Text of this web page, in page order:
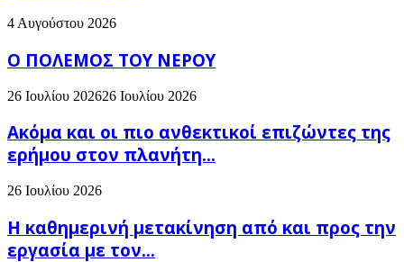
4 Αυγούστου 2026
Ο ΠΟΛΕΜΟΣ ΤΟΥ ΝΕΡΟΥ
26 Ιουλίου 202626 Ιουλίου 2026
Ακόμα και οι πιο ανθεκτικοί επιζώντες της
ερήμου στον πλανήτη...
26 Ιουλίου 2026
H καθημερινή μετακίνηση από και προς την
εργασία με τον...